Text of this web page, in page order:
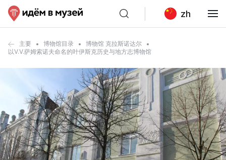
zh
主要 博物馆目录
博物馆 克拉斯诺达尔
以V.V.萨姆索诺夫命名的叶伊斯克历史与地方志博物馆